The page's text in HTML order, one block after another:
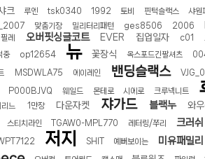
크 루엔 tsk0340 1992 토비 핀턱슬랙스 샤원
맞춤기장 밀리터리패턴 ges8506 2006
필레 오버핏싱글코트 EVER 집업일자 c01
중 op12654 뉴 꽃장식 옥스포드긴팔셔츠
MSDWLA75 에이레인 밴딩슬랙스
P000BJVQ 웨일드 몬테로 시에로 크루넥니트
리느 1만장 다운자켓 쟈가드 블랙누 와우
스티치라인 TGAW0-MPL770 레터링/쭈리 크러쉬
저지 SHIT 예뻐보이는 미유패밀리
퓨터 베어본 [ 1 ] - 원팡
- 원팡
풀배열 - 원팡